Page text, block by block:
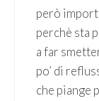
però
perchè sta
a far
po’ di
che piange